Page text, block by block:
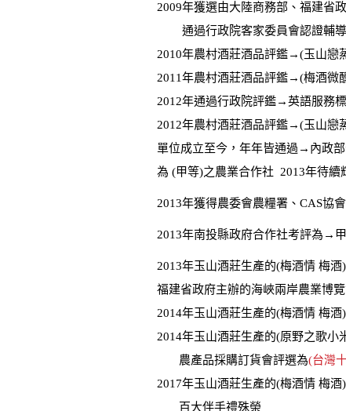
2009年獲選由大陸商務部、福建省
通過行政院客家委員會認證輔
2010年農村酒莊酒品評鑑→(玉山戀
2011年農村酒莊酒品評鑑→(梅酒微
2012年通過行政院評鑑→英語服務
2012年農村酒莊酒品評鑑→(玉山戀
單位成立至今，年年皆通過→內政
為 (甲等)之農業合作社 2013年待續
2013年獲得農委會農糧署、CAS協
2013年南投縣政府合作社考評為→
2013年玉山酒莊生產的(梅酒情 梅
福建省政府主辦的海峽兩岸農業博
2014年玉山酒莊生產的(梅酒情 梅
2014年玉山酒莊生產的(原野之歌小
農產品採購訂貨會評選為(台灣
2017年玉山酒莊生產的(梅酒情 梅
百大伴手禮殊榮